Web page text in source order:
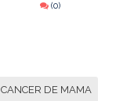
(0)
CANCER DE MAMA